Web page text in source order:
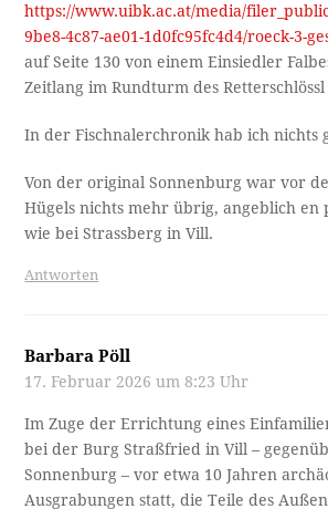
https://www.uibk.ac.at/media/
9be8-4c87-ae01-1d0fc95fc4d4/roeck-3-
auf Seite 130 von einem Einsiedler
Zeitlang im Rundturm des
In der Fischnalerchronik hab ich nichts
Von der original Sonnenburg war vor
Hügels nichts mehr übrig, angeblich en
wie bei Strassberg in Vill.
Antworten
Barbara Pöll
17. Februar 2026 um 8:23 Uhr
Im Zuge der Errichtung eines
bei der Burg Straßfried in Vill –
Sonnenburg – vor etwa 10 Jahren
Ausgrabungen statt, die Teile des